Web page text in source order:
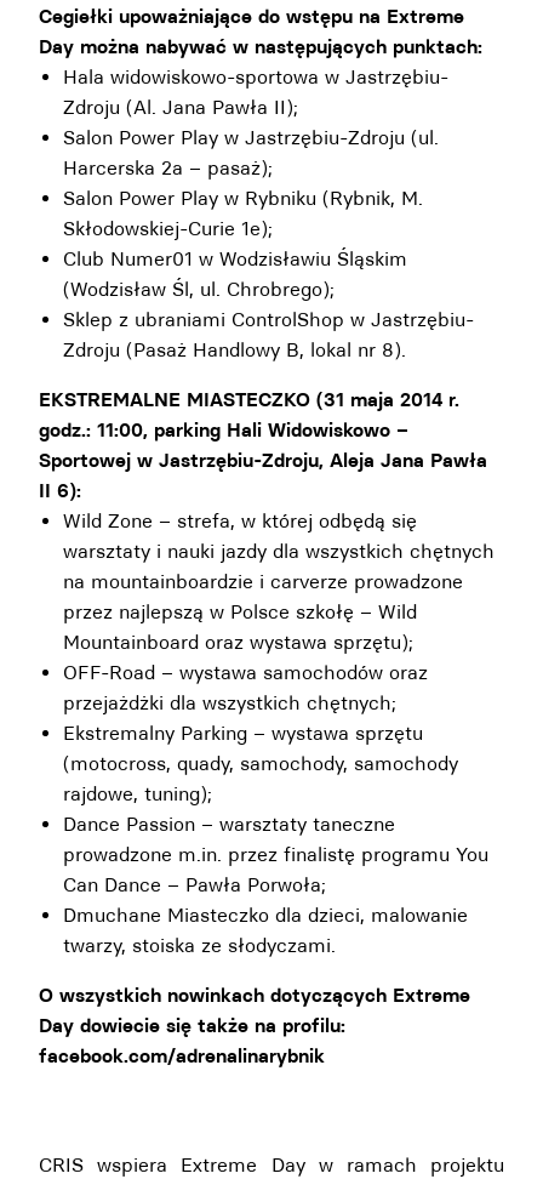
Cegiełki upoważniające do wstępu na Extreme
Day można nabywać w następujących punktach:
Hala widowiskowo-sportowa w Jastrzębiu-
Zdroju (Al. Jana Pawła II);
Salon Power Play w Jastrzębiu-Zdroju (ul.
Harcerska 2a – pasaż);
Salon Power Play w Rybniku (Rybnik, M.
Skłodowskiej-Curie 1e);
Club Numer01 w Wodzisławiu Śląskim
(Wodzisław Śl, ul. Chrobrego);
Sklep z ubraniami ControlShop w Jastrzębiu-
Zdroju (Pasaż Handlowy B, lokal nr 8).
EKSTREMALNE MIASTECZKO (31 maja 2014 r.
godz.: 11:00, parking Hali Widowiskowo –
Sportowej w Jastrzębiu-Zdroju, Aleja Jana Pawła
II 6):
Wild Zone – strefa, w której odbędą się
warsztaty i nauki jazdy dla wszystkich chętnych
na mountainboardzie i carverze prowadzone
przez najlepszą w Polsce szkołę – Wild
Mountainboard oraz wystawa sprzętu);
OFF-Road – wystawa samochodów oraz
przejażdżki dla wszystkich chętnych;
Ekstremalny Parking – wystawa sprzętu
(motocross, quady, samochody, samochody
rajdowe, tuning);
Dance Passion – warsztaty taneczne
prowadzone m.in. przez finalistę programu You
Can Dance – Pawła Porwoła;
Dmuchane Miasteczko dla dzieci, malowanie
twarzy, stoiska ze słodyczami.
O wszystkich nowinkach dotyczących Extreme
Day dowiecie się także na profilu:
facebook.com/adrenalinarybnik
CRIS wspiera Extreme Day w ramach projektu